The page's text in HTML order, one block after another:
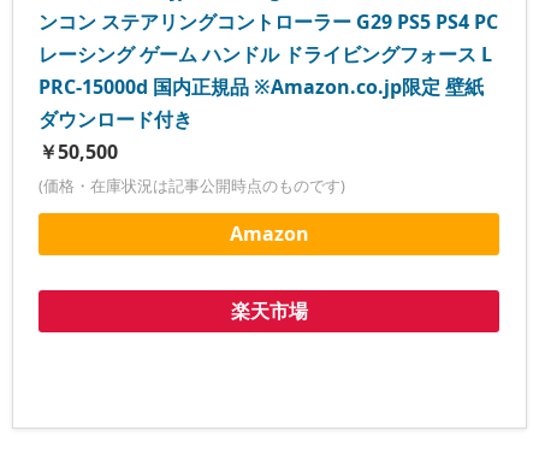
ンコン ステアリングコントローラー G29 PS5 PS4 PC
レーシング ゲーム ハンドル ドライビングフォース L
PRC-15000d 国内正規品 ※Amazon.co.jp限定 壁紙
ダウンロード付き
￥50,500
(価格・在庫状況は記事公開時点のものです)
Amazon
楽天市場